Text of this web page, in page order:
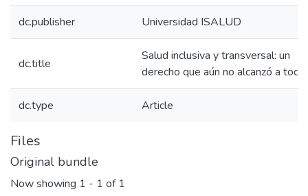
dc.publisher Universidad ISALUD
dc.title
Salud inclusiva y transversal: un
derecho que aún no alcanzó a
dc.type Article
Files
Original bundle
Now showing 1 - 1 of 1